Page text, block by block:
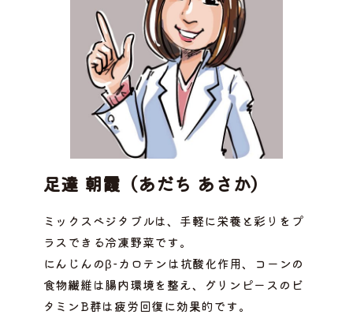
足達 朝霞（あだち あさか）
ミックスベジタブルは、手軽に栄養と彩りをプ
ラスできる冷凍野菜です。
にんじんのβ-カロテンは抗酸化作用、コーンの
食物繊維は腸内環境を整え、グリンピースのビ
タミンB群は疲労回復に効果的です。